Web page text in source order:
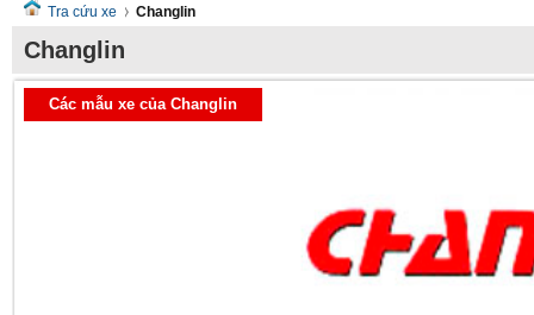
Tra cứu xe Changlin
Changlin
Các mẫu xe của Changlin